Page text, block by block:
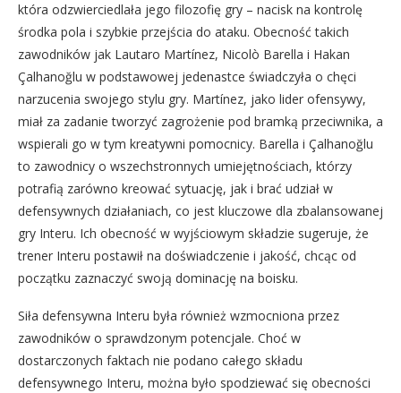
która odzwierciedlała jego filozofię gry – nacisk na kontrolę
środka pola i szybkie przejścia do ataku. Obecność takich
zawodników jak Lautaro Martínez, Nicolò Barella i Hakan
Çalhanoğlu w podstawowej jedenastce świadczyła o chęci
narzucenia swojego stylu gry. Martínez, jako lider ofensywy,
miał za zadanie tworzyć zagrożenie pod bramką przeciwnika, a
wspierali go w tym kreatywni pomocnicy. Barella i Çalhanoğlu
to zawodnicy o wszechstronnych umiejętnościach, którzy
potrafią zarówno kreować sytuację, jak i brać udział w
defensywnych działaniach, co jest kluczowe dla zbalansowanej
gry Interu. Ich obecność w wyjściowym składzie sugeruje, że
trener Interu postawił na doświadczenie i jakość, chcąc od
początku zaznaczyć swoją dominację na boisku.
Siła defensywna Interu była również wzmocniona przez
zawodników o sprawdzonym potencjale. Choć w
dostarczonych faktach nie podano całego składu
defensywnego Interu, można było spodziewać się obecności